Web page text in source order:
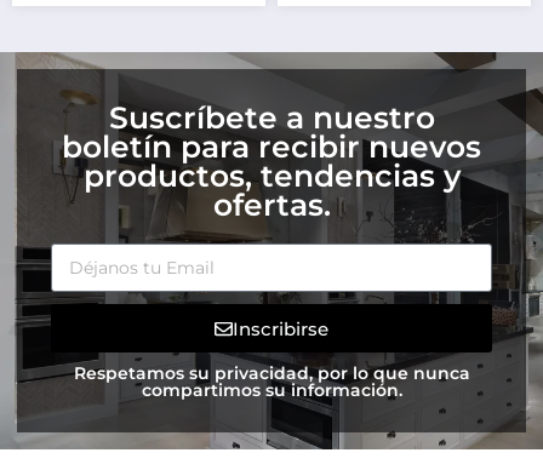
Suscríbete a nuestro
boletín para recibir nuevos
productos, tendencias y
ofertas.
Inscribirse
Respetamos su privacidad, por lo que nunca
compartimos su información.